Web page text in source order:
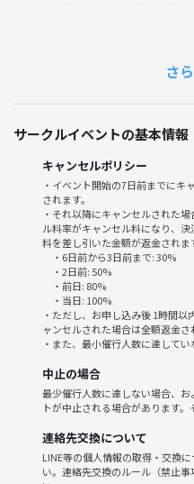
🔆楽しく運動する仲間が欲しい
参加されている方の運動レベル
ーを作成するので、きつくてつ
ん！！
参加されている方の目的に合わ
その場でお伝えいたします😊
少人数のクループで実施するため
フォームの修正などを細かくでき
効率良く効果的に全身の筋肉を使
※つなげーと以外からも募集して
つなげーとの参加人数が最終的
承ください。
📣よくある質問
動きやすい服装
・飲み物
さ
サークルイベントの基本情報
キャンセルポリシー
・イベント開始の7日前までにキ
されます。
・それ以降にキャンセルされた
ル料率がキャンセル料になり、
料を差し引いた金額が返金されま
・6日前から3日前まで: 30%
・2日前: 50%
・前日: 80%
・当日: 100%
・ただし、お申し込み後 1時間
ャンセルされた場合は全額返金さ
・また、最小催行人数に達して
中止の場合
最少催行人数に達しない場合、
トが中止される場合があります。
連絡先交換について
LINE等の個人情報の取得・交換
い。連絡先交換のルール（禁止